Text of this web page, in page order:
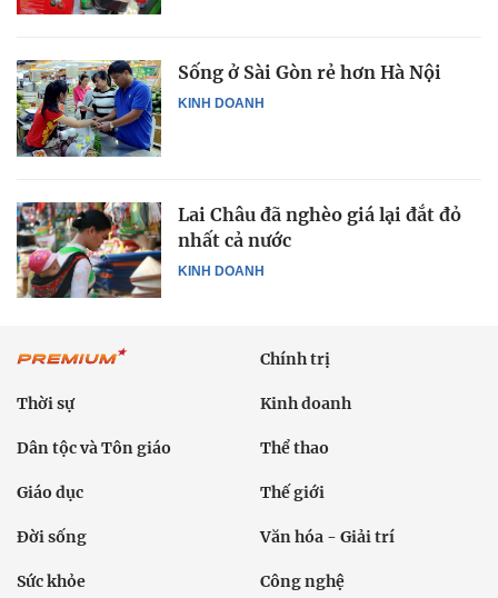
KINH DOANH
Sống ở Sài Gòn rẻ hơn Hà Nội
KINH DOANH
Lai Châu đã nghèo giá lại đắt đỏ
nhất cả nước
Chính trị
Thời sự Kinh doanh
Dân tộc và Tôn giáo Thể thao
Giáo dục Thế giới
Đời sống Văn hóa - Giải trí
Sức khỏe Công nghệ